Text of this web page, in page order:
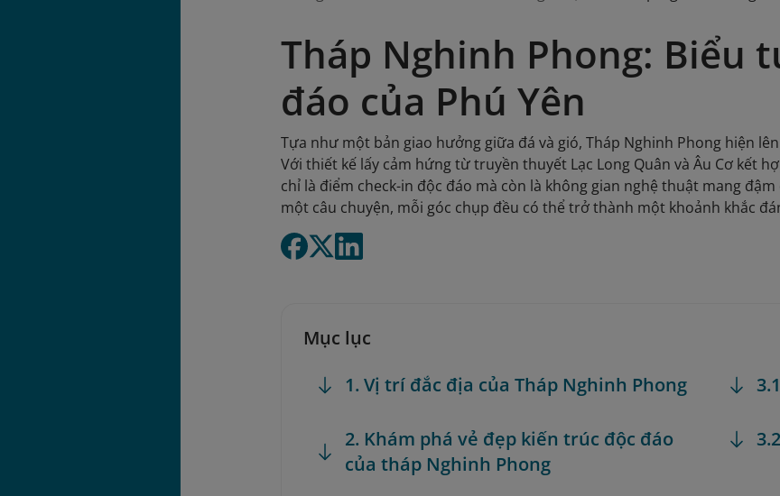
Tháp Nghinh Phong: Biểu
đáo của Phú Yên
Tựa như một bản giao hưởng giữa đá và gió, Tháp Nghinh Phong hiện
Với thiết kế lấy cảm hứng từ truyền thuyết Lạc Long Quân và Âu Cơ kết
chỉ là điểm check-in độc đáo mà còn là không gian nghệ thuật mang
một câu chuyện, mỗi góc chụp đều có thể trở thành một khoảnh khắc
Mục lục
1. Vị trí đắc địa của Tháp Nghinh Phong
2. Khám phá vẻ đẹp kiến trúc độc đáo
của tháp Nghinh Phong